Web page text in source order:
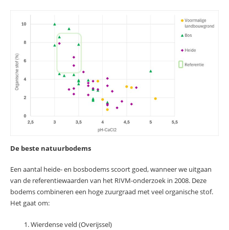
De beste natuurbodems
Een aantal heide- en bosbodems scoort goed, wanneer we uitgaan
van de referentiewaarden van het RIVM-onderzoek in 2008. Deze
bodems combineren een hoge zuurgraad met veel organische stof.
Het gaat om:
Wierdense veld (Overijssel)